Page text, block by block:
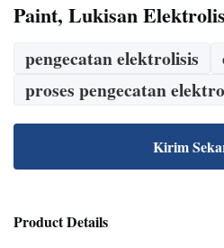
Paint, Lukisan
pengecatan elektrolisis
proses pengecatan
Kirim
Product Details